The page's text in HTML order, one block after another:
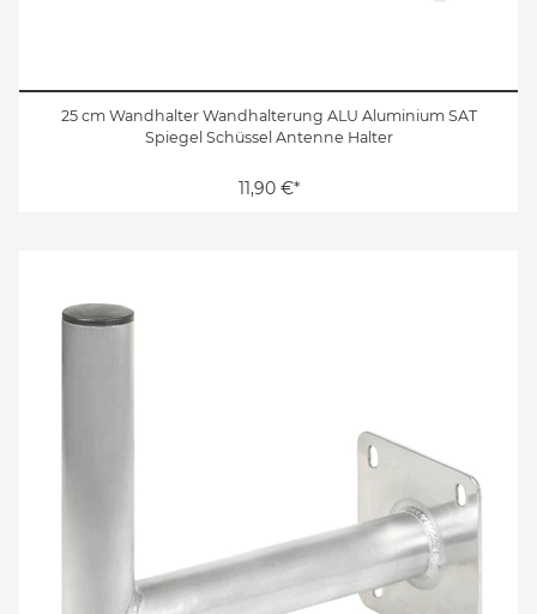
25 cm Wandhalter Wandhalterung ALU Aluminium SAT
Spiegel Schüssel Antenne Halter
11,90 €*